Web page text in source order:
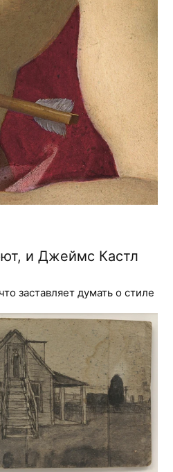
и Джеймс Кастл
заставляет думать о стиле